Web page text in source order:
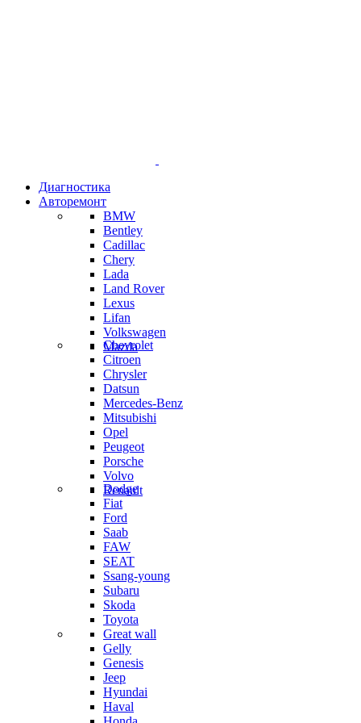
Диагностика
Авторемонт
BMW
Bentley
Cadillac
Chery
Lada
Land Rover
Lexus
Lifan
Volkswagen
Mazda
Chevrolet
Citroen
Chrysler
Datsun
Mercedes-Benz
Mitsubishi
Opel
Peugeot
Porsche
Volvo
Renault
Dodge
Fiat
Ford
Saab
FAW
SEAT
Ssang-young
Subaru
Skoda
Toyota
Great wall
Gelly
Genesis
Jeep
Hyundai
Haval